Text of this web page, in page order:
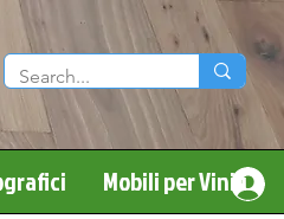
Mobili per Vinili